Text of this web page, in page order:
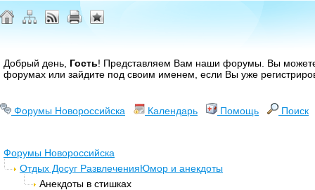
Добрый день, Гость! Представляем Вам наши форумы. Вы
форумах или зайдите под своим именем, если Вы уже
Форумы Новороссийска Календарь Помощь Поиск
Форумы Новороссийска
Отдых Досуг РазвлеченияЮмор и анекдоты
Анекдоты в стишках